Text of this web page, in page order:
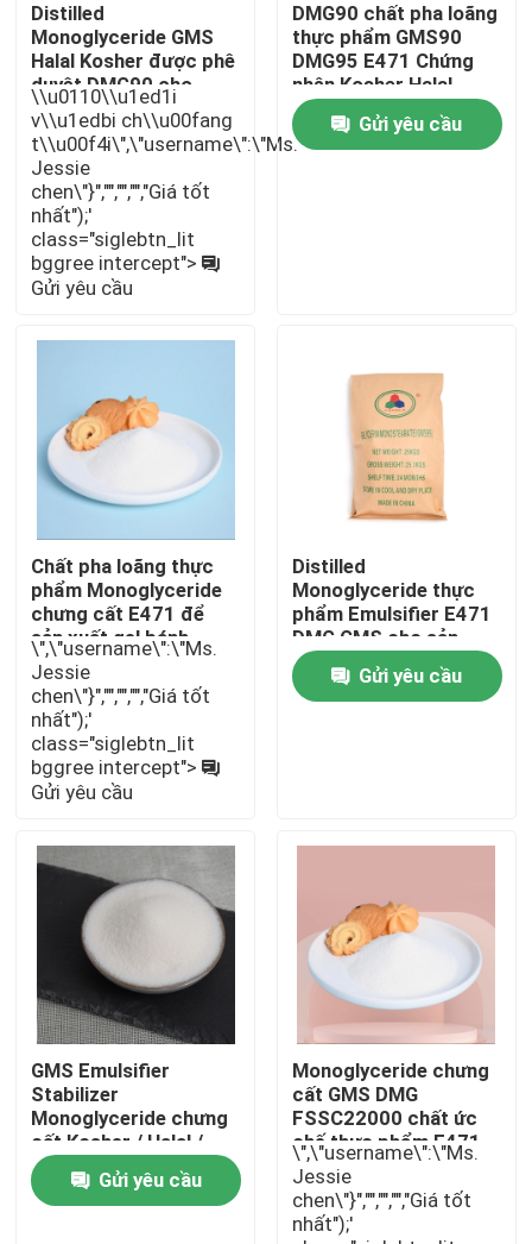
Trang chủ
Các sản phẩm
video
Chương trình VR
Tham quan nhà máy
Kiểm soát chất lượng
Liên hệ chúng tôi
Tin tức
Yêu cầu báo giá
E471 Chất nhũ hóa thực phẩm
Chất nhũ hóa cấp thực phẩm
Chất nhũ hóa thực phẩm tự nhiên
Monoglyceride chưng cất
Mono và diglycerid
Glycerol Monostearate
Distilled
Monoglyceride GMS
Halal Kosher được phê
duyệt DMG90 cho
bánh
\\u0110\\u1ed1i
v\\u1edbi ch\\u00fang
t\\u00f4i\",\"username\":\"Ms.
Jessie
chen\"}","","","","Giá tốt
nhất");'
class="siglebtn_lit
bggree intercept">
Gửi yêu cầu
DMG90 chất pha loãng
thực phẩm GMS90
DMG95 E471 Chứng
nhận Kosher Halal
Gửi yêu cầu
Chất pha loãng thực
phẩm Monoglyceride
chưng cất E471 để
sản xuất gel bánh
\",\"username\":\"Ms.
Jessie
chen\"}","","","","Giá tốt
nhất");'
class="siglebtn_lit
bggree intercept">
Gửi yêu cầu
Distilled
Monoglyceride thực
phẩm Emulsifier E471
DMG GMS cho sản
xuất DATEM
Gửi yêu cầu
GMS Emulsifier
Stabilizer
Monoglyceride chưng
cất Kosher / Halal /
FSSC22000 Chứng
nhận
Gửi yêu cầu
Monoglyceride chưng
cất GMS DMG
FSSC22000 chất ức
chế thực phẩm E471
\",\"username\":\"Ms.
Jessie
chen\"}","","","","Giá tốt
nhất");'